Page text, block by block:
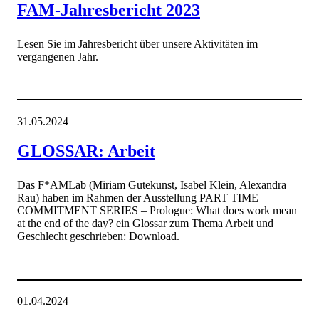
FAM-Jahresbericht 2023
Lesen Sie im Jahresbericht über unsere Aktivitäten im
vergangenen Jahr.
31.05.2024
GLOSSAR: Arbeit
Das F*AMLab (Miriam Gutekunst, Isabel Klein, Alexandra
Rau) haben im Rahmen der Ausstellung PART TIME
COMMITMENT SERIES – Prologue: What does work mean
at the end of the day? ein Glossar zum Thema Arbeit und
Geschlecht geschrieben: Download.
01.04.2024